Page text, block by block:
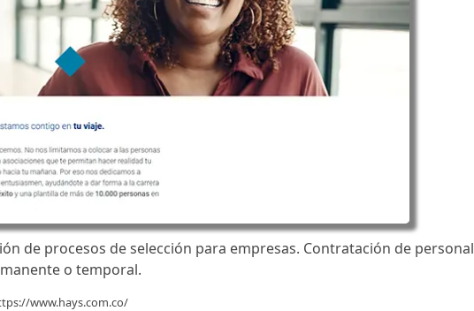
de procesos de selección para empresas. Contratación de personal
o temporal.
www.hays.com.co/